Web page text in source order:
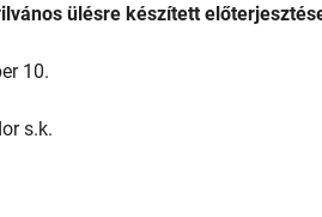
ülésre készített
10.
s.k.